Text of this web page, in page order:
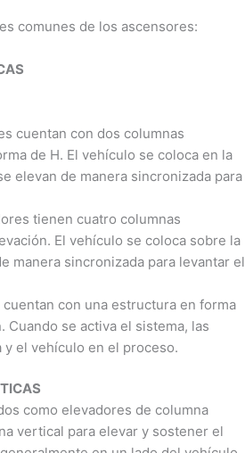
comunes de los ascensores:
cuentan con dos columnas
de H. El vehículo se coloca en la
elevan de manera sincronizada para
tienen cuatro columnas
El vehículo se coloca sobre la
manera sincronizada para levantar el
con una estructura en forma
se activa el sistema, las
el vehículo en el proceso.
como elevadores de columna
vertical para elevar y sostener el